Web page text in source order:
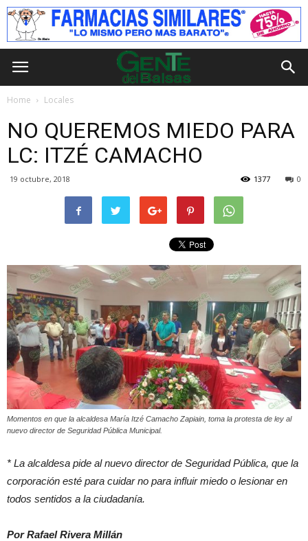
Home Locales
NO QUEREMOS MIEDO PARA
LC: ITZÉ CAMACHO
19 octubre, 2018 0
1377
Momentos en que la alcaldesa María Itzé Camacho Zapiain, toma la protesta de ley al
nuevo director de Seguridad Pública Municipal.
* La alcaldesa pide al nuevo director de Seguridad Pública, que la
corporación esté para cuidar no para influir miedo o lesionar en
todos sentidos a la ciudadanía.
Por Rafael Rivera Millán